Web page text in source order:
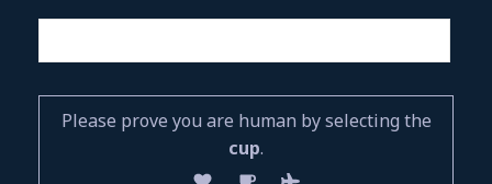
Please prove you are human by selecting the
cup.